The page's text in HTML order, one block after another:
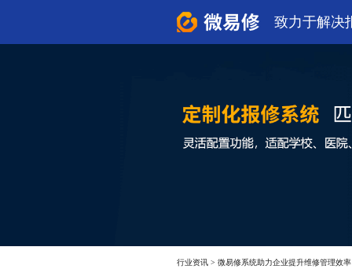
致力于解决
行业资讯 > 微易修系统助力企业提升维修管理效率